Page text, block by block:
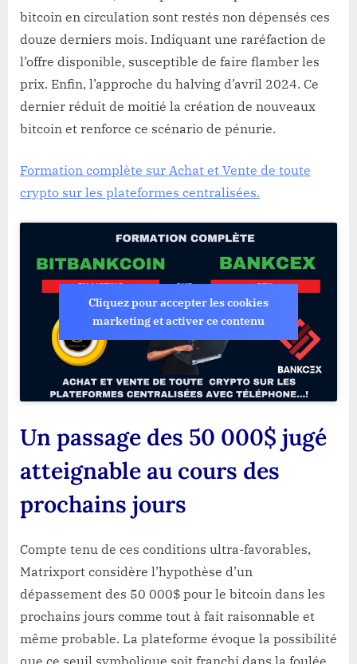
bitcoin en circulation sont restés non dépensés ces
douze derniers mois. Indiquant une raréfaction de
l’offre disponible, susceptible de faire flamber les
prix. Enfin, l’approche du halving d’avril 2024. Ce
dernier réduit de moitié la création de nouveaux
bitcoin et renforce ce scénario de pénurie.
Formation complète sur Achat et Vente de toute
crypto sur les plateformes centralisées.
Cliquez pour accepter les cookies
marketing et activer ce contenu
Un passage des 50 000$ jugé
atteignable au cours des
prochains jours
Compte tenu de ces conditions ultra-favorables,
Matrixport considère l’hypothèse d’un
dépassement des 50 000$ pour le bitcoin dans les
prochains jours comme tout à fait raisonnable et
même probable. La plateforme évoque la possibilité
que ce seuil symbolique soit franchi dans la foulée